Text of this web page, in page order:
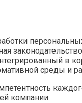
в
среды и
компании.